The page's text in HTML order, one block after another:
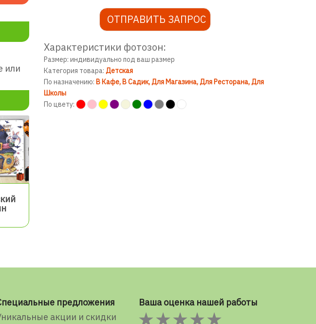
или
ОТПРАВИТЬ ЗАПРОС
Характеристики фотозон:
Размер: индивидуально под ваш размер
Категория товара: Детская
По назначению: В Кафе В Садик Для Магазина Для Ресторана Для
Школы
По цвету:
предложения
акции и скидки
Ваша оценка нашей работы